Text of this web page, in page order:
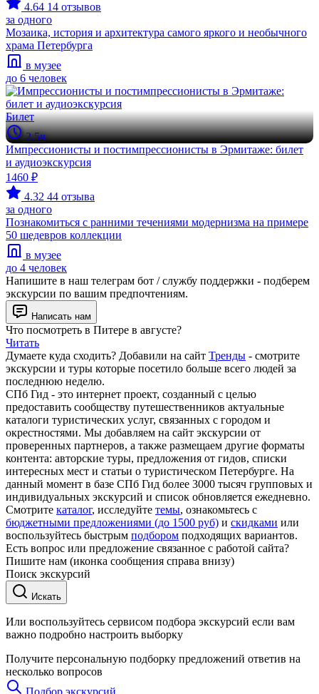
4.64 14 отзывов
за одного
Мозаика, история и архитектура самого яркого и необычного
храма Петербурга
в музее
до 6 человек
Билет
2.5ч
Импрессионисты и постимпрессионисты в Эрмитаже: билет
и аудиоэкскурсия
1460 ₽
4.32 44 отзыва
за одного
Познакомиться с ранними течениями модернизма на примере
50 шедевров коллекции
в музее
до 4 человек
Напишите в наш телеграм бот / службу поддержки - подберем
экскурсии по вашим предпочтениям.
Написать нам
Что посмотреть в Питере в августе?
Читать
Думаете куда сходить? Добавили на сайт Тренды - смотрите
экскурсии и туры которые посетило больше всего людей за
последнюю неделю.
СПб Гид - это интернет проект, созданный с целью
предоставить сообществу путешественников актуальные
каталоги туристических услуг, связанных с городом и
окрестностями. Мы добавляем на сайт экскурсии от
проверенных партнеров, а также размещаем другие форматы
контента: авторские туры, предложения от гидов, списки
интересных мест и статьи о туристическом Петербурге. На
данный момент в базе СПб Гид более 3000 тысяч групповых и
индивидуальных экскурсий и список обновляется ежедневно.
Смотрите каталог, исследуйте темы, ознакомьтесь с
бюджетными предложениями (до 1500 руб) и скидками или
воспользуйтесь быстрым подбором подходящих вариантов.
Есть вопрос или предложение связанное с работой сайта?
Пишите нам (иконка сообщения справа внизу)
Поиск экскурсий
Искать
Или воспользуйтесь сервисом подбора экскурсий если вам
важно подробно настроить выборку
Получите персональную подборку предложений ответив на
несколько вопросов
Подбор экскурсий